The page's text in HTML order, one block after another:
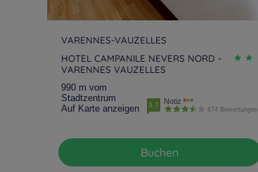
VARENNES-VAUZELLES
HOTEL CAMPANILE NEVERS NORD -
VARENNES VAUZELLES
990 m vom
Stadtzentrum
Auf Karte anzeigen
3.7 Notiz
874 Bewertungen
Buchen